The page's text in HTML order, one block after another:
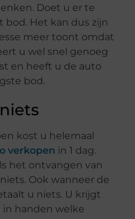
Doet u er te
bod. Het kan dus zijn
meer toont omdat
u wel snel genoeg
en heeft u de auto
bod.
kost u helemaal
verkopen in 1 dag.
het ontvangen van
Ook wanneer de
u niets. U krijgt
in handen welke